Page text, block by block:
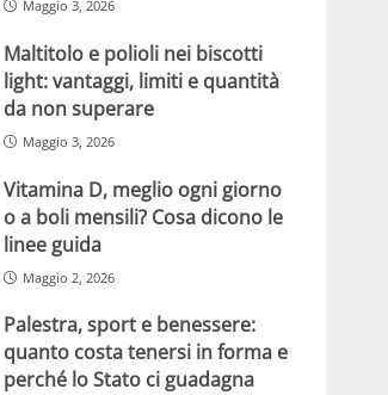
Maggio 3, 2026
Maltitolo e polioli nei biscotti
light: vantaggi, limiti e quantità
da non superare
Maggio 3, 2026
Vitamina D, meglio ogni giorno
o a boli mensili? Cosa dicono le
linee guida
Maggio 2, 2026
Palestra, sport e benessere:
quanto costa tenersi in forma e
perché lo Stato ci guadagna